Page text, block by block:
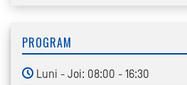
PROGRAM
Luni - Joi: 08:00 - 16:30